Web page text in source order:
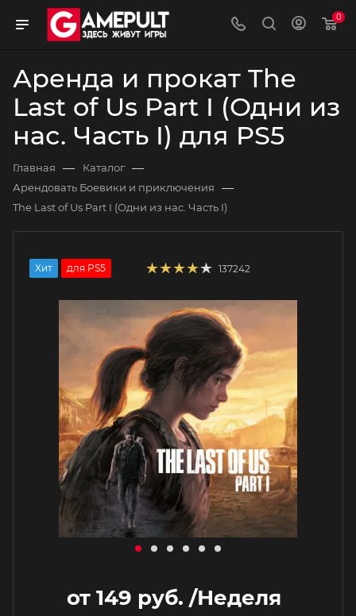
0
Аренда и прокат The
Last of Us Part I (Одни из
нас. Часть I) для PS5
Главная — Каталог —
Арендовать Боевики и приключения —
The Last of Us Part I (Одни из нас. Часть I)
Хит для PS5 137242
от 149 руб. /Неделя